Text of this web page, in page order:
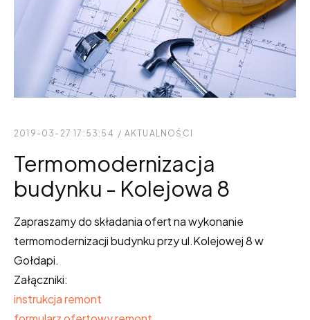
2019-03-27 17:53:54 / AKTUALNOŚCI
Termomodernizacja
budynku - Kolejowa 8
Zapraszamy do składania ofert na wykonanie
termomodernizacji budynku przy ul.Kolejowej 8 w
Gołdapi.
Załączniki:
instrukcja remont